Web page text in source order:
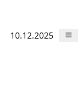
10.12.2025